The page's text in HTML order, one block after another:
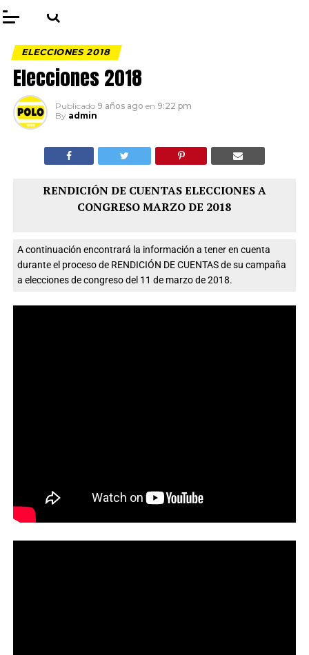
ELECCIONES 2018
Elecciones 2018
Publicado 9 años ago en 9:22 pm
By admin
RENDICIÓN DE CUENTAS ELECCIONES A
CONGRESO MARZO DE 2018
A continuación encontrará la información a tener en cuenta
durante el proceso de RENDICIÓN DE CUENTAS de su campaña
a elecciones de congreso del 11 de marzo de 2018.